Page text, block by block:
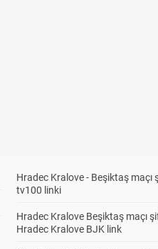
Hradec Kralove - Beşiktaş maçı
tv100 linki
Hradec Kralove Beşiktaş maçı
Hradec Kralove BJK link